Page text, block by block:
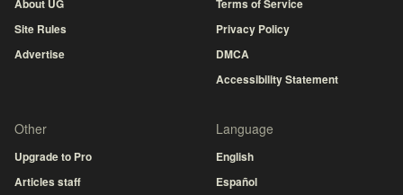
About UG
Site Rules
Advertise
Terms of Service
Privacy Policy
DMCA
Accessibility Statement
Other
Upgrade to Pro
Articles staff
Language
English
Español